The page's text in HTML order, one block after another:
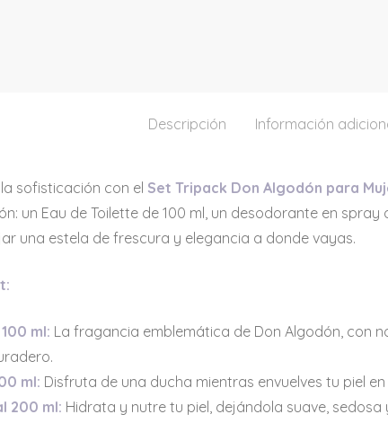
Descripción Información
sofisticación con el Set Tripack Don Algodón para
un Eau de Toilette de 100 ml, un desodorante en
una estela de frescura y elegancia a donde vayas.
ml: La fragancia emblemática de Don Algodón, con
ml: Disfruta de una ducha mientras envuelves tu piel
200 ml: Hidrata y nutre tu piel, dejándola suave,